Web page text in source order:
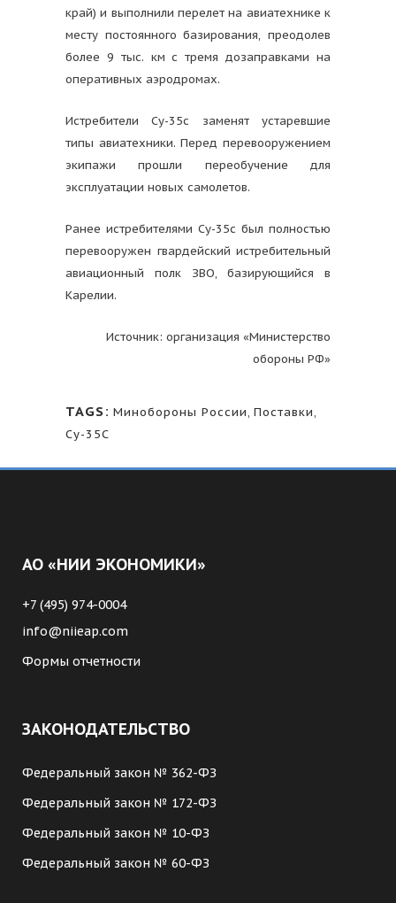
край) и выполнили перелет на авиатехнике к
месту постоянного базирования, преодолев
более 9 тыс. км с тремя дозаправками на
оперативных аэродромах.
Истребители Су-35с заменят устаревшие
типы авиатехники. Перед перевооружением
экипажи прошли переобучение для
эксплуатации новых самолетов.
Ранее истребителями Су-35с был полностью
перевооружен гвардейский истребительный
авиационный полк ЗВО, базирующийся в
Карелии.
Источник: организация «Министерство
обороны РФ»
TAGS: Минобороны России, Поставки,
Су-35С
АО «НИИ ЭКОНОМИКИ»
+7 (495) 974-0004
info@niieap.com
Формы отчетности
ЗАКОНОДАТЕЛЬСТВО
Федеральный закон № 362-ФЗ
Федеральный закон № 172-ФЗ
Федеральный закон № 10-ФЗ
Федеральный закон № 60-ФЗ